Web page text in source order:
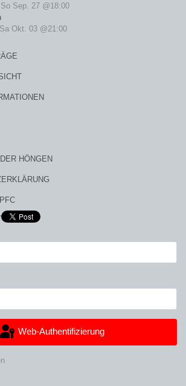
So Sep. 27 @18:00
Sa Okt. 03 @21:00
HÖNGEN
Web-Authentifizierung